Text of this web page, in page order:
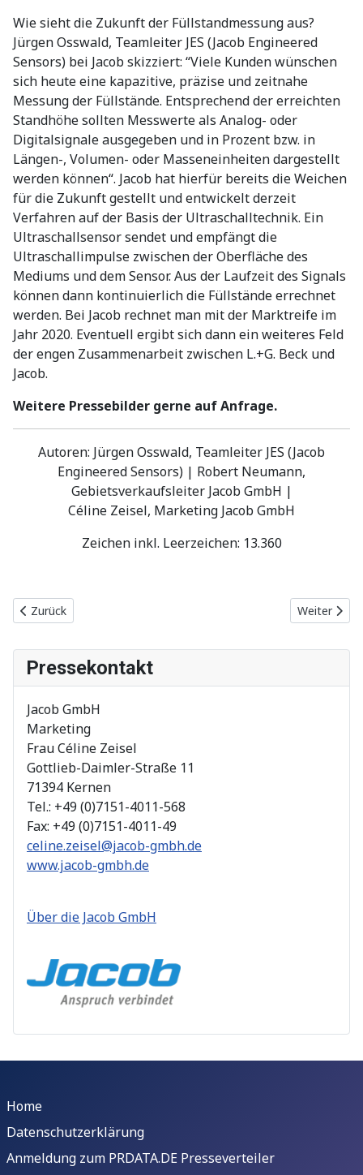
Wie sieht die Zukunft der Füllstandmessung aus?
Jürgen Osswald, Teamleiter JES (Jacob Engineered
Sensors) bei Jacob skizziert: “Viele Kunden wünschen
sich heute eine kapazitive, präzise und zeitnahe
Messung der Füllstände. Entsprechend der erreichten
Standhöhe sollten Messwerte als Analog- oder
Digitalsignale ausgegeben und in Prozent bzw. in
Längen-, Volumen- oder Masseneinheiten dargestellt
werden können“. Jacob hat hierfür bereits die Weichen
für die Zukunft gestellt und entwickelt derzeit
Verfahren auf der Basis der Ultraschalltechnik. Ein
Ultraschallsensor sendet und empfängt die
Ultraschallimpulse zwischen der Oberfläche des
Mediums und dem Sensor. Aus der Laufzeit des Signals
können dann kontinuierlich die Füllstände errechnet
werden. Bei Jacob rechnet man mit der Marktreife im
Jahr 2020. Eventuell ergibt sich dann ein weiteres Feld
der engen Zusammenarbeit zwischen L.+G. Beck und
Jacob.
Weitere Pressebilder gerne auf Anfrage.
Autoren: Jürgen Osswald, Teamleiter JES (Jacob
Engineered Sensors) | Robert Neumann,
Gebietsverkaufsleiter Jacob GmbH |
Céline Zeisel, Marketing Jacob GmbH
Zeichen inkl. Leerzeichen: 13.360
Vorheriger Beitrag: 2020
Zurück Nächster
Weiter
Pressekontakt
Jacob GmbH
Marketing
Frau Céline Zeisel
Gottlieb-Daimler-Straße 11
71394 Kernen
Tel.: +49 (0)7151-4011-568
Fax: +49 (0)7151-4011-49
celine.zeisel@jacob-gmbh.de
www.jacob-gmbh.de
Über die Jacob GmbH
Home
Datenschutzerklärung
Anmeldung zum PRDATA.DE Presseverteiler